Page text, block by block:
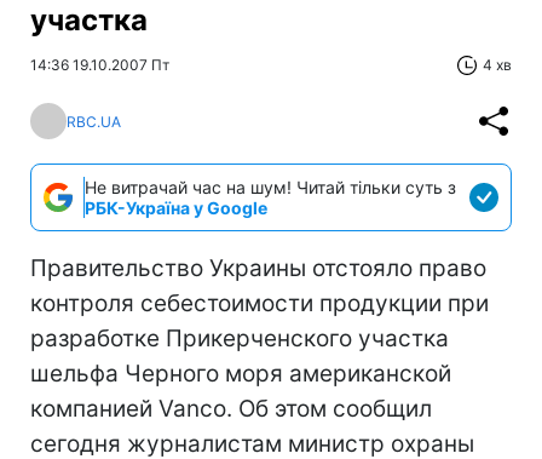
участка
14:36 19.10.2007 Пт 4 хв
RBC.UA
Не витрачай час на шум! Читай тільки суть з
РБК-Україна у Google
Правительство Украины отстояло право
контроля себестоимости продукции при
разработке Прикерченского участка
шельфа Черного моря американской
компанией Vanco. Об этом сообщил
сегодня журналистам министр охраны